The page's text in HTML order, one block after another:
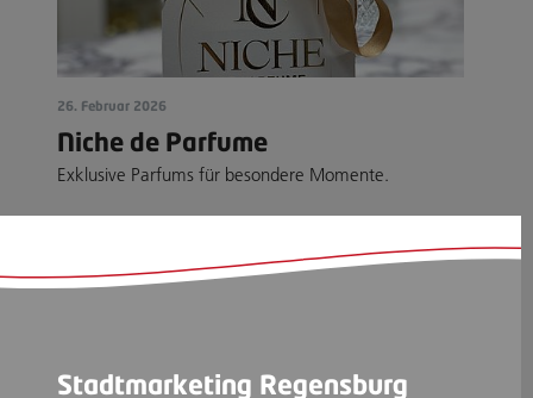
26. Februar 2026
Niche de Parfume
Exklusive Parfums für besondere Momente.
Stadtmarketing Regensburg